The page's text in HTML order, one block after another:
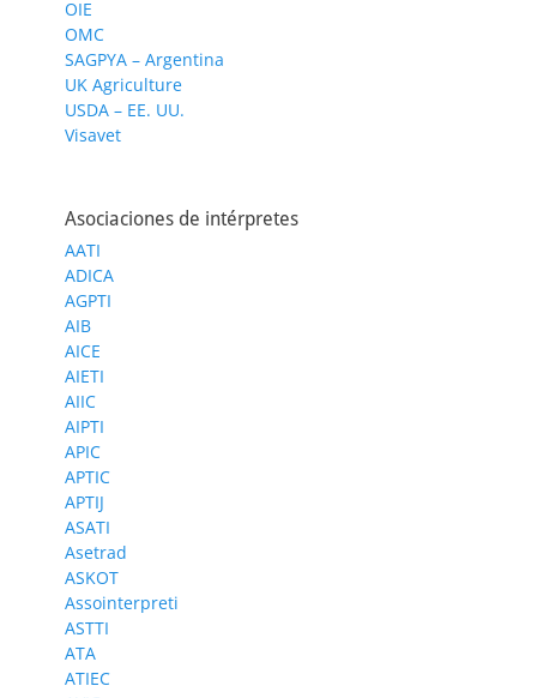
OIE
OMC
SAGPYA – Argentina
UK Agriculture
USDA – EE. UU.
Visavet
Asociaciones de intérpretes
AATI
ADICA
AGPTI
AIB
AICE
AIETI
AIIC
AIPTI
APIC
APTIC
APTIJ
ASATI
Asetrad
ASKOT
Assointerpreti
ASTTI
ATA
ATIEC